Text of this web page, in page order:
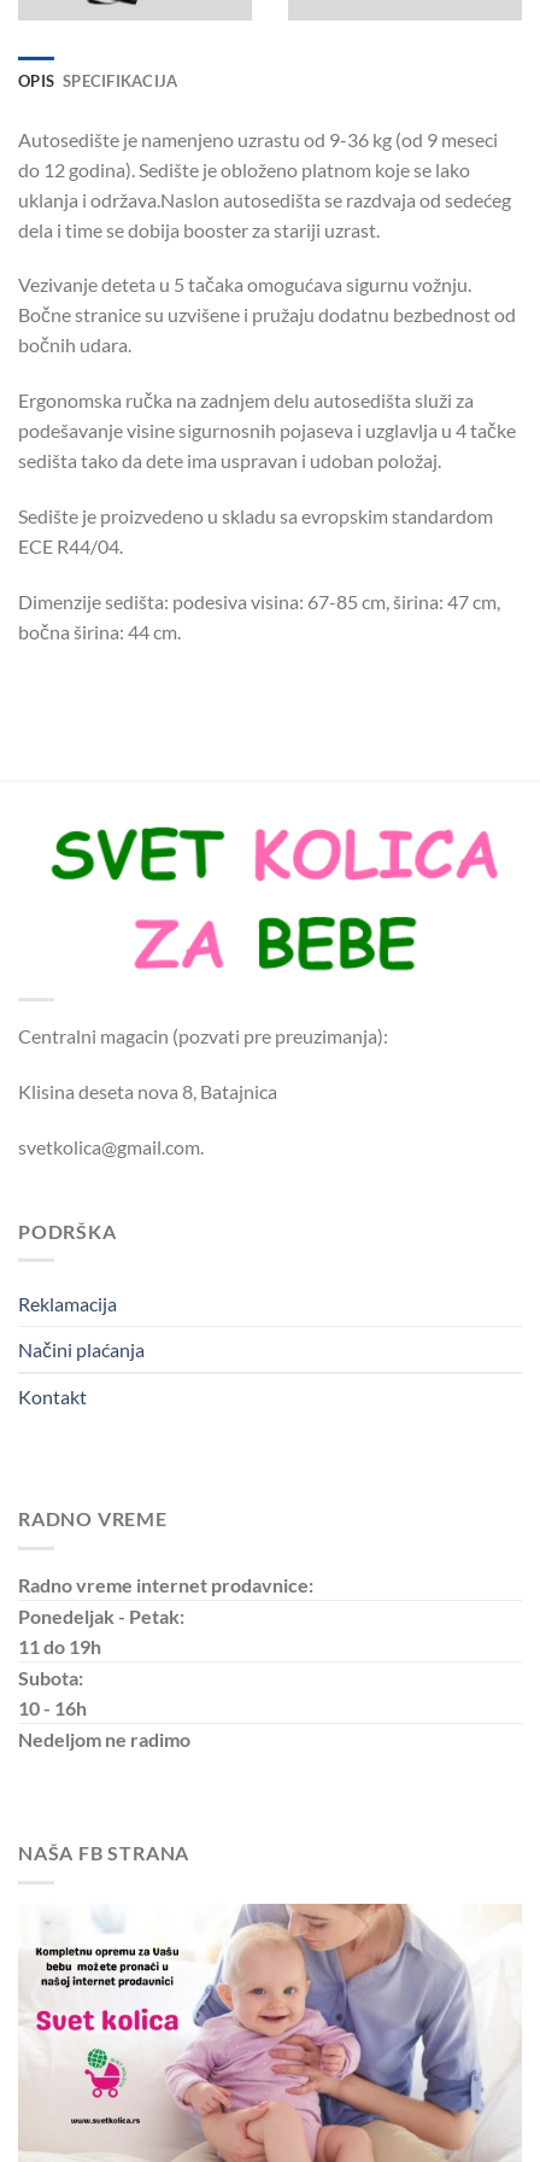
OPIS SPECIFIKACIJA
Autosedište je namenjeno uzrastu od 9-36 kg (od 9 meseci
do 12 godina). Sedište je obloženo platnom koje se lako
uklanja i održava.Naslon autosedišta se razdvaja od sedećeg
dela i time se dobija booster za stariji uzrast.
Vezivanje deteta u 5 tačaka omogućava sigurnu vožnju.
Bočne stranice su uzvišene i pružaju dodatnu bezbednost od
bočnih udara.
Ergonomska ručka na zadnjem delu autosedišta služi za
podešavanje visine sigurnosnih pojaseva i uzglavlja u 4 tačke
sedišta tako da dete ima uspravan i udoban položaj.
Sedište je proizvedeno u skladu sa evropskim standardom
ECE R44/04.
Dimenzije sedišta: podesiva visina: 67-85 cm, širina: 47 cm,
bočna širina: 44 cm.
Centralni magacin (pozvati pre preuzimanja):
Klisina deseta nova 8, Batajnica
svetkolica@gmail.com.
PODRŠKA
Reklamacija
Načini plaćanja
Kontakt
RADNO VREME
Radno vreme internet prodavnice:
Ponedeljak - Petak:
11 do 19h
Subota:
10 - 16h
Nedeljom ne radimo
NAŠA FB STRANA